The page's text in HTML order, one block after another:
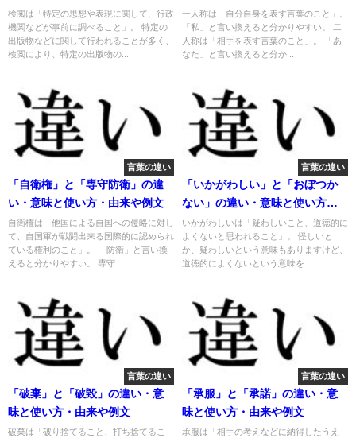
検閲は「特定の思想や表現に関して、行政
機関などが事前に調べること」。 特定の
出版物などに関して行われることが多く、
検閲により、特定の出版物の...
使い分け
一人称は「自分自身を表す言葉のこと」。
「私」と言い換えると分かりやすい。 二
人称は「相手を表す言葉のこと」。 「あ
なた」と言い換えると分か...
言葉の違い
「自衛権」と「専守防衛」の違
い・意味と使い方・由来や例文
自衛権は「他国による自国への侵略に対し
て、自国軍が戦闘出来る国際的に認められ
ている権利のこと」。 「防衛」と言い換
えると分かりやすい。 専守...
言葉の違い
「いかがわしい」と「おぼつか
ない」の違い・意味と使い方・
由来や例文
いかがわしいは「疑わしいこと、道徳的に
よくないと思われること」。 怪しいと
か、疑わしいという意味もありますけど、
道徳的によくないという意味を...
言葉の違い
「破棄」と「破毀」の違い・意
味と使い方・由来や例文
破棄は「破り捨てること、打ち捨てるこ
言葉の違い
「承服」と「承諾」の違い・意
味と使い方・由来や例文
承服は「相手の考えなどに納得したうえ